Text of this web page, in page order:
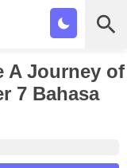
A Journey of
7 Bahasa